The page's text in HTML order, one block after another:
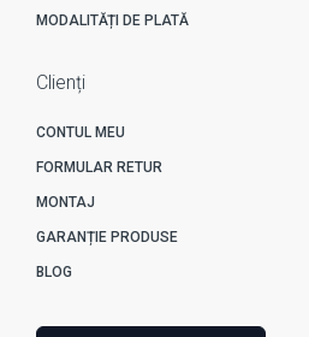
MODALITĂȚI DE PLATĂ
Clienți
CONTUL MEU
FORMULAR RETUR
MONTAJ
GARANȚIE PRODUSE
BLOG